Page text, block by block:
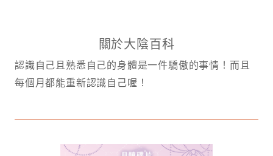
關於大陰百科
認識自己且熟悉自己的身體是一件驕傲的事情！而且
每個月都能重新認識自己喔！